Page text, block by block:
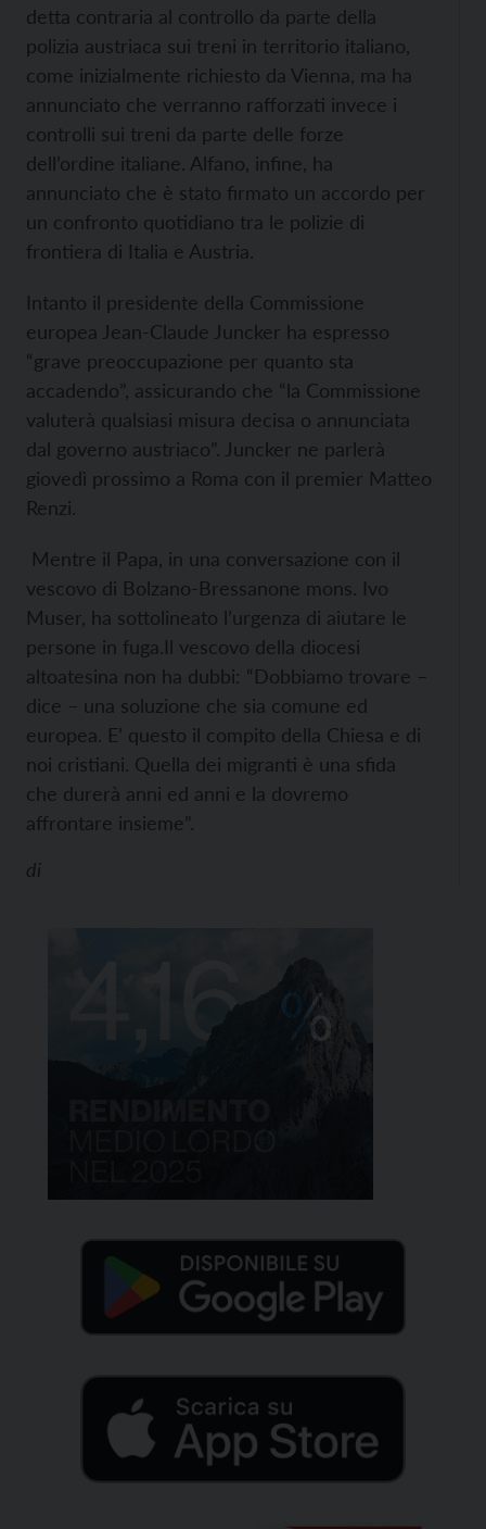
detta contraria al controllo da parte della
polizia austriaca sui treni in territorio italiano,
come inizialmente richiesto da Vienna, ma ha
annunciato che verranno rafforzati invece i
controlli sui treni da parte delle forze
dell’ordine italiane. Alfano, infine, ha
annunciato che è stato firmato un accordo per
un confronto quotidiano tra le polizie di
frontiera di Italia e Austria.
Intanto il presidente della Commissione
europea Jean-Claude Juncker ha espresso
“grave preoccupazione per quanto sta
accadendo”, assicurando che “la Commissione
valuterà qualsiasi misura decisa o annunciata
dal governo austriaco”. Juncker ne parlerà
giovedì prossimo a Roma con il premier Matteo
Renzi.
Mentre il Papa, in una conversazione con il
vescovo di Bolzano-Bressanone mons. Ivo
Muser, ha sottolineato l’urgenza di aiutare le
persone in fuga.Il vescovo della diocesi
altoatesina non ha dubbi: “Dobbiamo trovare –
dice – una soluzione che sia comune ed
europea. E’ questo il compito della Chiesa e di
noi cristiani. Quella dei migranti è una sfida
che durerà anni ed anni e la dovremo
affrontare insieme”.
di